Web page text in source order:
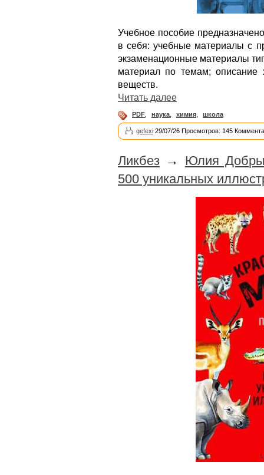
Учебное пособие
в себя: учебные материалы с
экзаменационные материалы
материал по темам; описание
веществ.
Читать далее
PDF, наука, химия, школа
gefexi 29/07/26 Просмотров: 145
Ликбез → Юлия
500 уникальных